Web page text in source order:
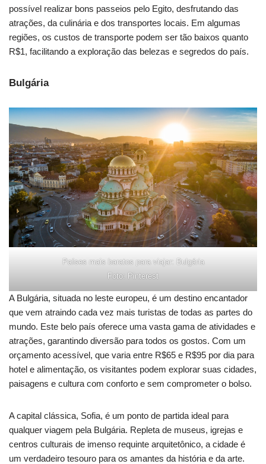
possível realizar bons passeios pelo Egito, desfrutando das
atrações, da culinária e dos transportes locais. Em algumas
regiões, os custos de transporte podem ser tão baixos quanto
R$1, facilitando a exploração das belezas e segredos do país.
Bulgária
Países mais baratos para viajar: Bulgária
Foto: Pinterest
A Bulgária, situada no leste europeu, é um destino encantador
que vem atraindo cada vez mais turistas de todas as partes do
mundo. Este belo país oferece uma vasta gama de atividades e
atrações, garantindo diversão para todos os gostos. Com um
orçamento acessível, que varia entre R$65 e R$95 por dia para
hotel e alimentação, os visitantes podem explorar suas cidades,
paisagens e cultura com conforto e sem comprometer o bolso.
A capital clássica, Sofia, é um ponto de partida ideal para
qualquer viagem pela Bulgária. Repleta de museus, igrejas e
centros culturais de imenso requinte arquitetônico, a cidade é
um verdadeiro tesouro para os amantes da história e da arte.